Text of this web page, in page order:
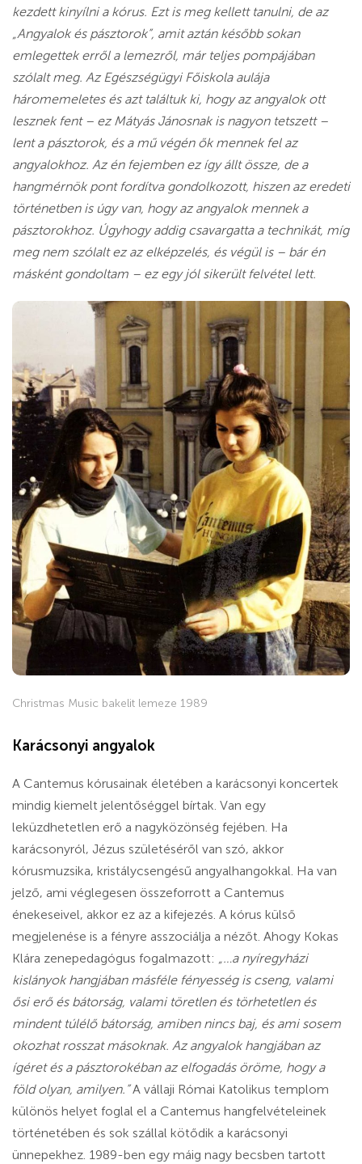
kezdett kinyílni a kórus. Ezt is meg kellett tanulni, de az
„Angyalok és pásztorok”, amit aztán később sokan
emlegettek erről a lemezről, már teljes pompájában
szólalt meg. Az Egészségügyi Főiskola aulája
háromemeletes és azt találtuk ki, hogy az angyalok ott
lesznek fent – ez Mátyás Jánosnak is nagyon tetszett –
lent a pásztorok, és a mű végén ők mennek fel az
angyalokhoz. Az én fejemben ez így állt össze, de a
hangmérnök pont fordítva gondolkozott, hiszen az eredeti
történetben is úgy van, hogy az angyalok mennek a
pásztorokhoz. Úgyhogy addig csavargatta a technikát, míg
meg nem szólalt ez az elképzelés, és végül is – bár én
másként gondoltam – ez egy jól sikerült felvétel lett.
Christmas Music bakelit lemeze 1989
Karácsonyi angyalok
A Cantemus kórusainak életében a karácsonyi koncertek
mindig kiemelt jelentőséggel bírtak. Van egy
leküzdhetetlen erő a nagyközönség fejében. Ha
karácsonyról, Jézus születéséről van szó, akkor
kórusmuzsika, kristálycsengésű angyalhangokkal. Ha van
jelző, ami véglegesen összeforrott a Cantemus
énekeseivel, akkor ez az a kifejezés. A kórus külső
megjelenése is a fényre asszociálja a nézőt. Ahogy Kokas
Klára zenepedagógus fogalmazott: „…a nyíregyházi
kislányok hangjában másféle fényesség is cseng, valami
ősi erő és bátorság, valami töretlen és törhetetlen és
mindent túlélő bátorság, amiben nincs baj, és ami sosem
okozhat rosszat másoknak. Az angyalok hangjában az
ígéret és a pásztorokéban az elfogadás öröme, hogy a
föld olyan, amilyen.”A vállaji Római Katolikus templom
különös helyet foglal el a Cantemus hangfelvételeinek
történetében és sok szállal kötődik a karácsonyi
ünnepekhez. 1989-ben egy máig nagy becsben tartott